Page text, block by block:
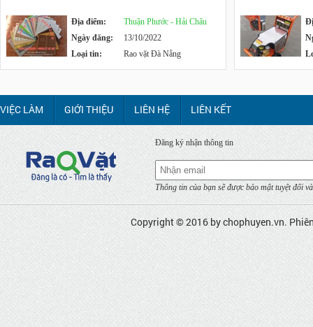
Địa điểm:
Thuận Phước - Hải Châu
Ngày đăng:
13/10/2022
Loại tin:
Rao vặt Đà Nẵng
VIỆC LÀM GIỚI THIỆU LIÊN HỆ LIÊN KẾT
Đăng ký nhận thông tin
Thông tin của bạn sẽ được bảo mật tuyệt đối
Copyright © 2016 bychophuyen.vn.